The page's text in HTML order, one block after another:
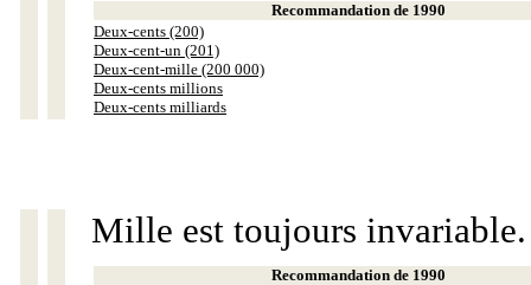
Recommandation de 1990
Deux-cents (200)
Deux-cent-un (201)
Deux-cent-mille (200 000)
Deux-cents millions
Deux-cents milliards
Mille est toujours invariable.
Recommandation de 1990